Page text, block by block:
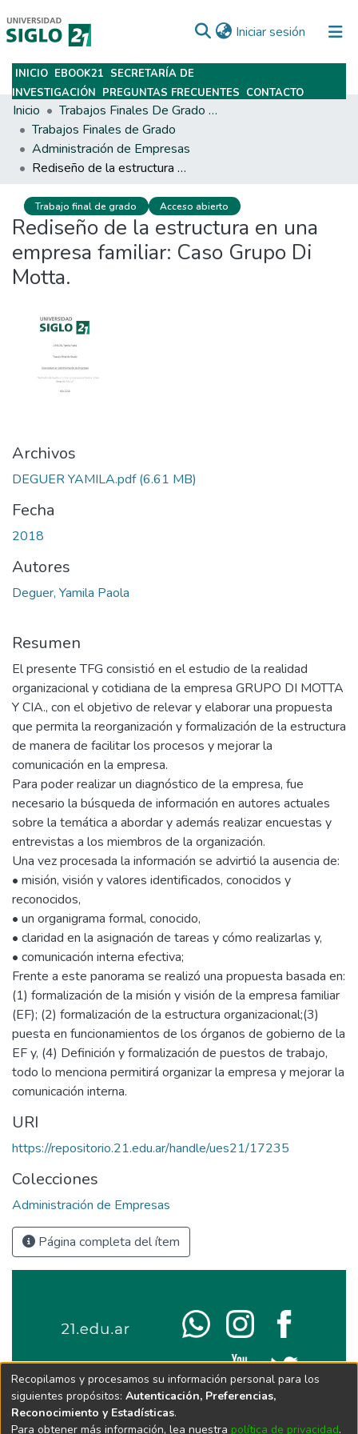
Iniciar sesión (current)
Subir
INICIO EBOOK21 SECRETARÍA DE
INVESTIGACIÓN PREGUNTAS FRECUENTES CONTACTO
Inicio
Trabajos Finales De Grado Y Posgrado
Trabajos Finales de Grado
Administración de Empresas
Rediseño de la estructura en una empresa familiar: Caso Grupo Di Motta.
Trabajo final de grado Acceso abierto
Rediseño de la estructura en una
empresa familiar: Caso Grupo Di
Motta.
Archivos
DEGUER YAMILA.pdf(6.61 MB)
Fecha
2018
Autores
Deguer, Yamila Paola
Resumen
El presente TFG consistió en el estudio de la realidad
organizacional y cotidiana de la empresa GRUPO DI MOTTA
Y CIA., con el objetivo de relevar y elaborar una propuesta
que permita la reorganización y formalización de la estructura
de manera de facilitar los procesos y mejorar la
comunicación en la empresa.
Para poder realizar un diagnóstico de la empresa, fue
necesario la búsqueda de información en autores actuales
sobre la temática a abordar y además realizar encuestas y
entrevistas a los miembros de la organización.
Una vez procesada la información se advirtió la ausencia de:
• misión, visión y valores identificados, conocidos y
reconocidos,
• un organigrama formal, conocido,
• claridad en la asignación de tareas y cómo realizarlas y,
• comunicación interna efectiva;
Frente a este panorama se realizó una propuesta basada en:
(1) formalización de la misión y visión de la empresa familiar
(EF); (2) formalización de la estructura organizacional;(3)
puesta en funcionamientos de los órganos de gobierno de la
EF y, (4) Definición y formalización de puestos de trabajo,
todo lo menciona permitirá organizar la empresa y mejorar la
comunicación interna.
URI
https://repositorio.21.edu.ar/handle/ues21/17235
Colecciones
Administración de Empresas
Página completa del ítem
Recopilamos y procesamos su información personal para los
siguientes propósitos: Autenticación, Preferencias,
Reconocimiento y Estadísticas.
Para obtener más información, lea nuestra política de privacidad.